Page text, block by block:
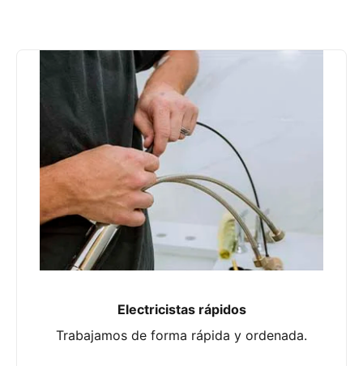
Electricistas rápidos
Trabajamos de forma rápida y ordenada.